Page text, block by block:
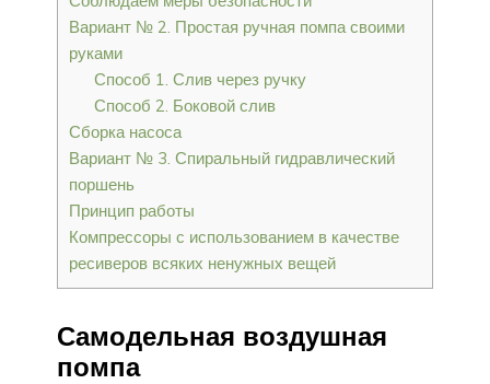
Вариант № 2. Простая ручная помпа своими
руками
Способ 1. Слив через ручку
Способ 2. Боковой слив
Сборка насоса
Вариант № 3. Спиральный гидравлический
поршень
Принцип работы
Компрессоры с использованием в качестве
ресиверов всяких ненужных вещей
Самодельная воздушная
помпа